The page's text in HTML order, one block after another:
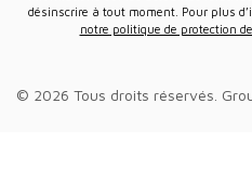
désinscrire à tout moment. Pour plus
notre politique de protection
© 2026 Tous droits réservés.